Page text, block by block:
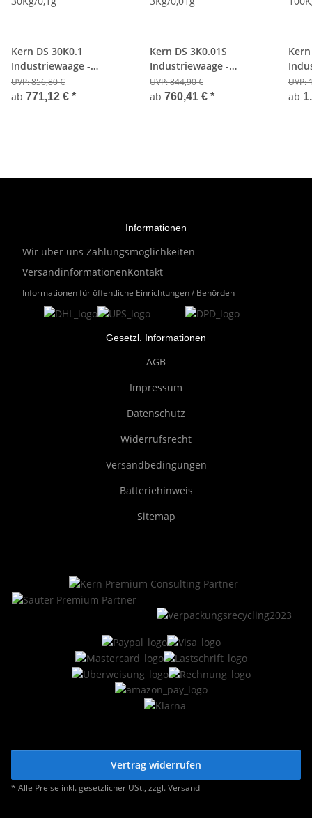
Kern DS 30K0.1
Industriewaage -
30Kg/0,1g
UVP:856,80 €
ab 771,12 € *
Kern DS 3K0.01S
Industriewaage -
3Kg/0,01g
UVP:844,90 €
ab 760,41 € *
UVP:
ab
Informationen
Wir über uns Zahlungsmöglichkeiten
VersandinformationenKontakt
Informationen für öffentliche Einrichtungen / Behörden
Gesetzl. Informationen
AGB
Impressum
Datenschutz
Widerrufsrecht
Versandbedingungen
Batteriehinweis
Sitemap
Vertrag widerrufen
* Alle Preise inkl. gesetzlicher USt., zzgl.Versand